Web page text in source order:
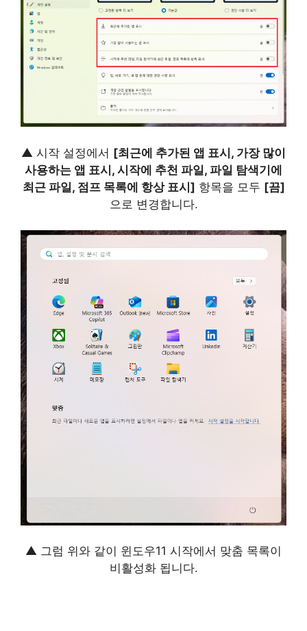
▲ 시작 설정에서 [최근에 추가된 앱 표시, 가장 많이
사용하는 앱 표시, 시작에 추천 파일, 파일 탐색기에
최근 파일, 점프 목록에 항상 표시] 항목을 모두 [끔]
으로 변경합니다.
▲ 그럼 위와 같이 윈도우11 시작에서 맞춤 목록이
비활성화 됩니다.